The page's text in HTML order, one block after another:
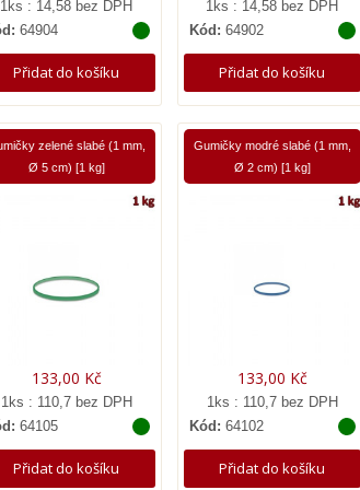
1ks : 14,58 bez DPH
64904
Přidat do košíku
1ks : 14,58 bez DPH
Kód: 64902
Přidat do košíku
zelené slabé (1 mm,
Ø 5 cm) [1 kg]
133,00 Kč
1ks : 110,7 bez DPH
64105
Přidat do košíku
Gumičky modré slabé (1 mm,
Ø 2 cm) [1 kg]
133,00 Kč
1ks : 110,7 bez DPH
Kód: 64102
Přidat do košíku